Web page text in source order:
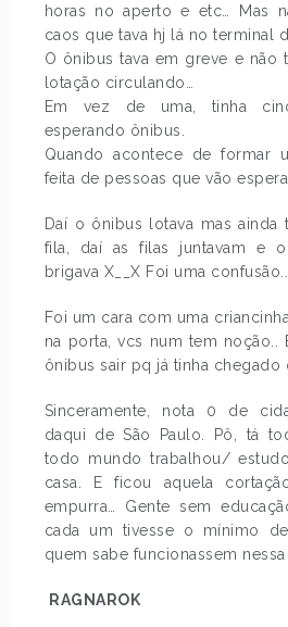
horas no aperto e etc… Mas
caos que tava hj lá no terminal
O ônibus tava em greve e não
lotação circulando…
Em vez de uma, tinha
esperando ônibus.
Quando acontece de formar
feita de pessoas que vão
Daí o ônibus lotava mas ainda
fila, daí as filas juntavam e
brigava X__X Foi uma confusão..
Foi um cara com uma
na porta, vcs num tem noção..
ônibus sair pq já tinha chegado
Sinceramente, nota 0 de
daqui de São Paulo. Pô, tá
todo mundo trabalhou/
casa. E ficou aquela
empurra… Gente sem
cada um tivesse o mínimo
quem sabe funcionassem nessa
RAGNAROK